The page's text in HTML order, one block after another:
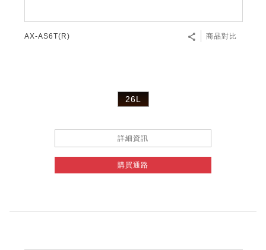
AX-AS6T(R) 商品對比
26L
詳細資訊
購買通路